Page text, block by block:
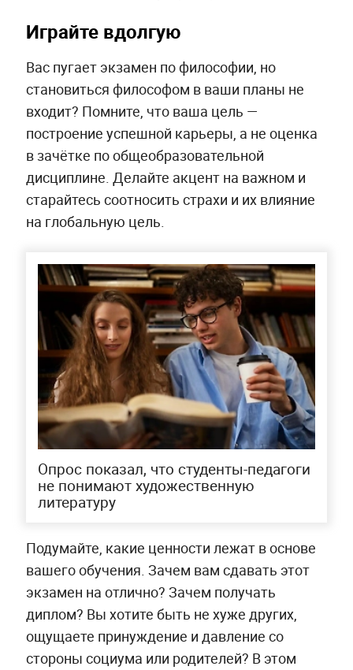
Играйте вдолгую
Вас пугает экзамен по философии, но
становиться философом в ваши планы не
входит? Помните, что ваша цель —
построение успешной карьеры, а не оценка
в зачётке по общеобразовательной
дисциплине. Делайте акцент на важном и
старайтесь соотносить страхи и их влияние
на глобальную цель.
Опрос показал, что студенты-педагоги
не понимают художественную
литературу
Подумайте, какие ценности лежат в основе
вашего обучения. Зачем вам сдавать этот
экзамен на отлично? Зачем получать
диплом? Вы хотите быть не хуже других,
ощущаете принуждение и давление со
стороны социума или родителей? В этом